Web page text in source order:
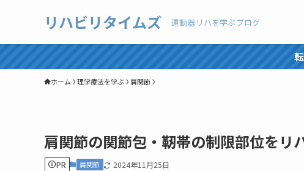
リハビリタイムズ 運動器リハを学ぶブログ
ホーム 理学療法を学ぶ 肩関節
肩関節の関節包・靭帯の制限部位をリ
PR 肩関節 2024年11月25日